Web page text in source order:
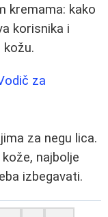
kremama: kako
korisnika i
kožu.
za
za negu lica.
najbolje
izbegavati.